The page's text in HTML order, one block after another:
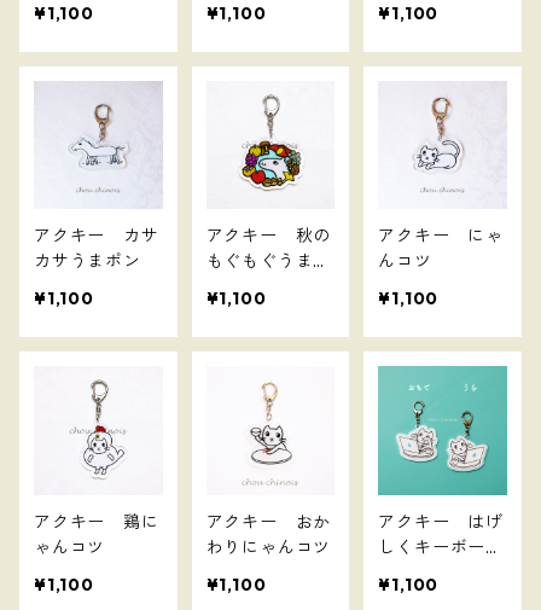
¥1,100
¥1,100
¥1,100
アクキー カサ
カサうまポン
¥1,100
アクキー 秋の
もぐもぐうまポ
¥1,100
アクキー にゃ
んコツ
¥1,100
アクキー 鶏に
ゃんコツ
¥1,100
アクキー おか
わりにゃんコツ
¥1,100
アクキー はげ
しくキーボード
ツ
¥1,100